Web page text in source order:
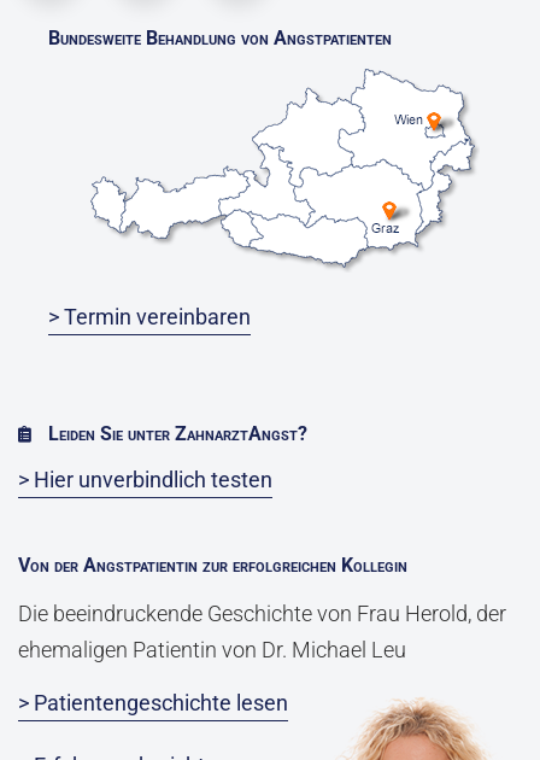
Bundesweite Behandlung von Angstpatienten
> Termin vereinbaren
Leiden Sie unter ZahnarztAngst?
> Hier unverbindlich testen
Von der Angstpatientin zur erfolgreichen Kollegin
Die beeindruckende Geschichte von Frau Herold, der
ehemaligen Patientin von Dr. Michael Leu
> Patientengeschichte lesen